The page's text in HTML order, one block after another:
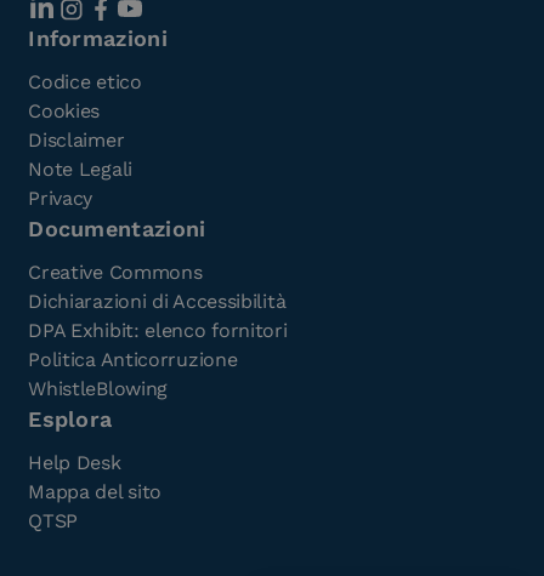
Informazioni
Codice etico
Cookies
Disclaimer
Note Legali
Privacy
Documentazioni
Creative Commons
Dichiarazioni di Accessibilità
DPA Exhibit: elenco fornitori
Politica Anticorruzione
WhistleBlowing
Esplora
Help Desk
Mappa del sito
QTSP